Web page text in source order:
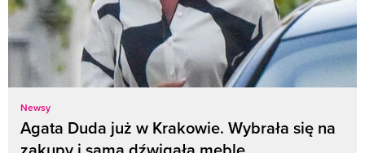
Newsy
Agata Duda już w Krakowie. Wybrała się na